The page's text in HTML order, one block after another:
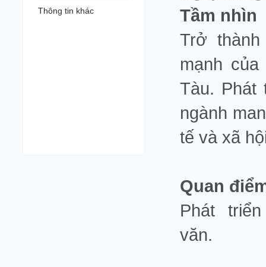
Thông tin khác
Tầm nhìn
Trở
mạnh
Tàu. Phát
ngành
tế và xã
Quan
Phát
văn.